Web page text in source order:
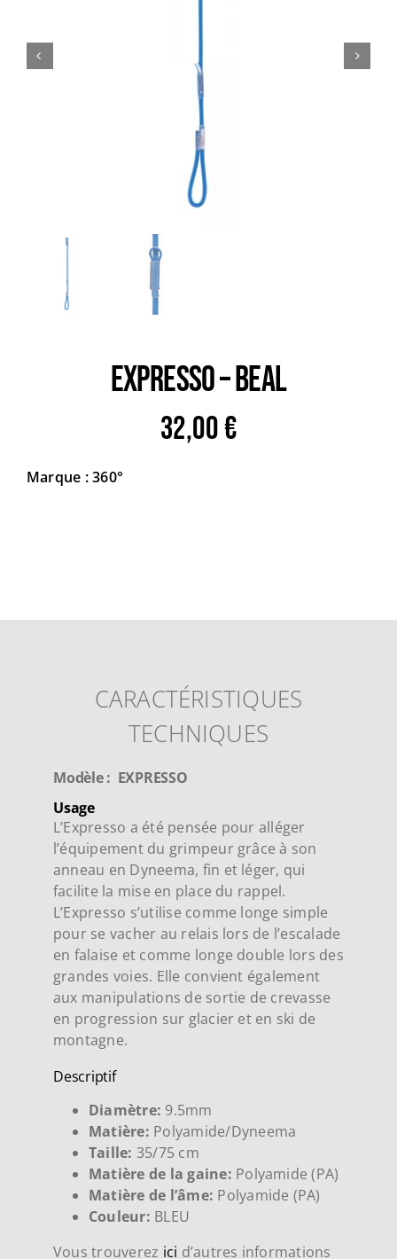
Escalade / Alpinisme
Bons Plans
EXPRESSO – BEAL
32,00€
Marque : 360°
CARACTÉRISTIQUES
TECHNIQUES
Modèle : EXPRESSO
Usage
L’Expresso a été pensée pour alléger
l’équipement du grimpeur grâce à son
anneau en Dyneema, fin et léger, qui
facilite la mise en place du rappel.
L’Expresso s’utilise comme longe simple
pour se vacher au relais lors de l’escalade
en falaise et comme longe double lors des
grandes voies. Elle convient également
aux manipulations de sortie de crevasse
en progression sur glacier et en ski de
montagne.
Descriptif
Diamètre: 9.5mm
Matière: Polyamide/Dyneema
Taille: 35/75 cm
Matière de la gaine: Polyamide (PA)
Matière de l’âme: Polyamide (PA)
Couleur: BLEU
Vous trouverez ici d’autres informations